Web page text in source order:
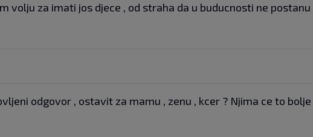
volju za imati jos djece , od straha da u buducnosti ne
odgovor , ostavit za mamu , zenu , kcer ? Njima ce to